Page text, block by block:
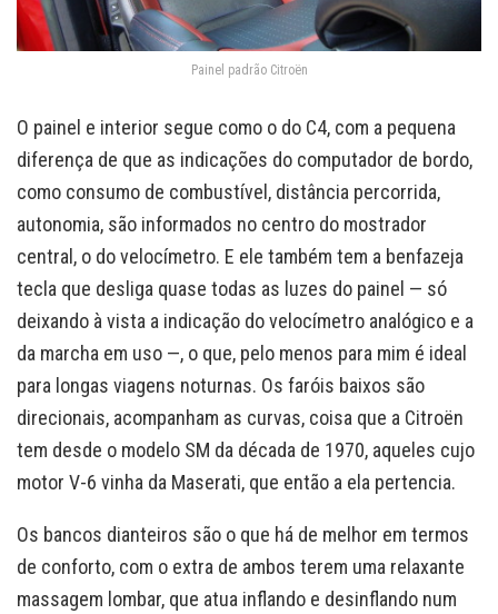
Painel padrão Citroën
O painel e interior segue como o do C4, com a pequena
diferença de que as indicações do computador de bordo,
como consumo de combustível, distância percorrida,
autonomia, são informados no centro do mostrador
central, o do velocímetro. E ele também tem a benfazeja
tecla que desliga quase todas as luzes do painel — só
deixando à vista a indicação do velocímetro analógico e a
da marcha em uso —, o que, pelo menos para mim é ideal
para longas viagens noturnas. Os faróis baixos são
direcionais, acompanham as curvas, coisa que a Citroën
tem desde o modelo SM da década de 1970, aqueles cujo
motor V-6 vinha da Maserati, que então a ela pertencia.
Os bancos dianteiros são o que há de melhor em termos
de conforto, com o extra de ambos terem uma relaxante
massagem lombar, que atua inflando e desinflando num